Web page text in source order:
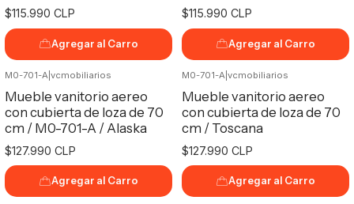
$115.990 CLP
Agregar al Carro
$115.990 CLP
Agregar al Carro
M0-701-A vcmobiliarios
Mueble vanitorio aereo
con cubierta de loza de 70
cm / M0-701-A / Alaska
$127.990 CLP
Agregar al Carro
M0-701-A vcmobiliarios
Mueble vanitorio aereo
con cubierta de loza de 70
cm / Toscana
$127.990 CLP
Agregar al Carro